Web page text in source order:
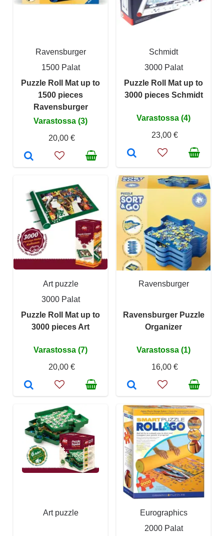
Ravensburger
1500 Palat
Puzzle Roll Mat up to
1500 pieces
Ravensburger
Varastossa (3)
20,00 €
Schmidt
3000 Palat
Puzzle Roll Mat up to
3000 pieces Schmidt
Varastossa (4)
23,00 €
Art puzzle
3000 Palat
Puzzle Roll Mat up to
3000 pieces Art
Varastossa (7)
20,00 €
Ravensburger
Ravensburger Puzzle
Organizer
Varastossa (1)
16,00 €
Art puzzle
Eurographics
2000 Palat